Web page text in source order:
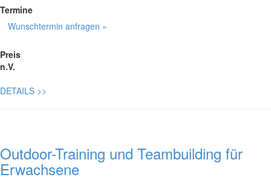
Termine
Wunschtermin anfragen »
Preis
n.V.
DETAILS >>
Outdoor-Training und Teambuilding für
Erwachsene